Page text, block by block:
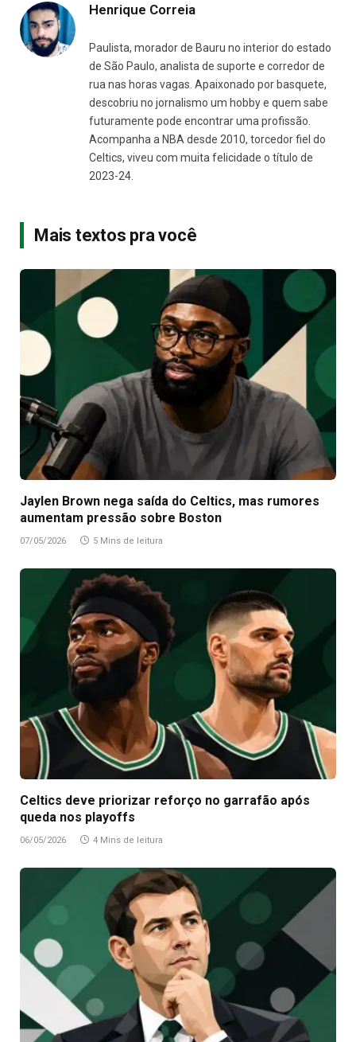
Henrique Correia
Paulista, morador de Bauru no interior do estado
de São Paulo, analista de suporte e corredor de
rua nas horas vagas. Apaixonado por basquete,
descobriu no jornalismo um hobby e quem sabe
futuramente pode encontrar uma profissão.
Acompanha a NBA desde 2010, torcedor fiel do
Celtics, viveu com muita felicidade o título de
2023-24.
Mais textos pra você
Jaylen Brown nega saída do Celtics, mas rumores
aumentam pressão sobre Boston
07/05/2026 5 Mins de leitura
Celtics deve priorizar reforço no garrafão após
queda nos playoffs
06/05/2026 4 Mins de leitura